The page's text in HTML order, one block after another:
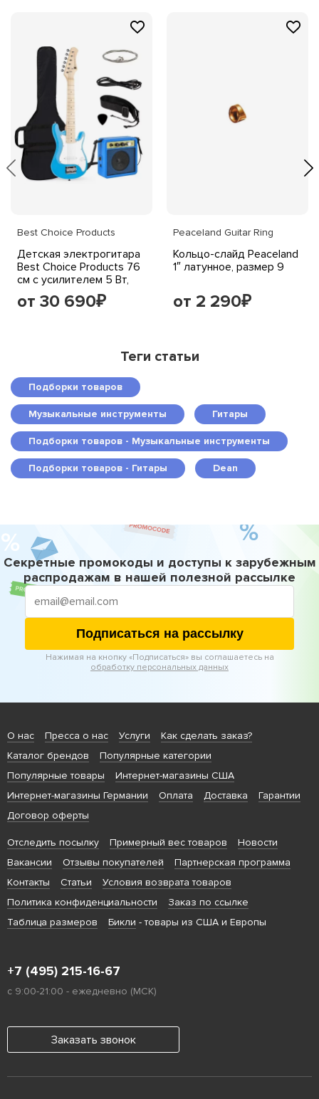
Best Choice Products
Детская электрогитара
Best Choice Products 76
см с усилителем 5 Вт,
голубая
от 30 690₽
Peaceland Guitar Ring
Кольцо-слайд Peaceland
1″ латунное, размер 9
от 2 290₽
Теги статьи
Подборки товаров
Музыкальные инструменты Гитары
Подборки товаров - Музыкальные инструменты
Подборки товаров - Гитары Dean
Секретные промокоды и доступы к зарубежным
распродажам в нашей полезной рассылке
Подписаться на рассылку
Нажимая на кнопку «Подписаться» вы соглашаетесь на
обработку персональных данных
О нас Пресса о нас Услуги
Как сделать заказ?
Каталог брендов
Популярные категории
Популярные товары
Интернет-магазины США
Интернет-магазины Германии
Оплата Доставка
Гарантии
Договор оферты
Отследить посылку Примерный вес товаров
Новости
Вакансии
Отзывы покупателей
Партнерская программа
Контакты
Статьи
Условия возврата товаров
Политика конфиденциальности
Заказ по ссылке
Таблица размеров
Бикли - товары из США и Европы
+7 (495) 215-16-67
с 9:00-21:00 - ежедневно (МСК)
Заказать звонок